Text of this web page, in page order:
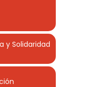
y Solidaridad